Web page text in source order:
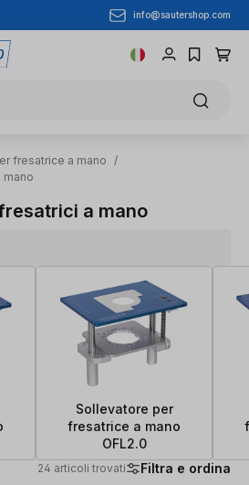
info@sautershop.com
fresatrice a mano
/
mano
a mano
Sollevatore per
fresatrice a mano
OFL2.0
24 articoli trovati Filtra e ordina